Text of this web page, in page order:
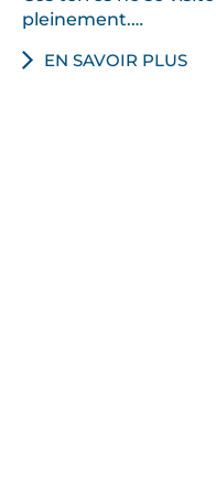
pleinement.…
EN SAVOIR PLUS